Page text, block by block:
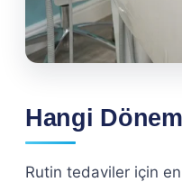
Hangi
Rutin tedaviler için